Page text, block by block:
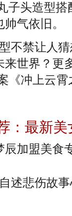
子头造型搭
气依旧。
禁让人猜
世界？更
《冲上云
：最新美
辰加盟美
述悲伤故